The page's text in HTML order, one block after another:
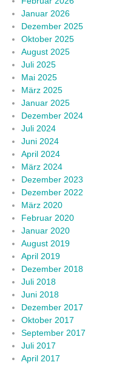
Januar 2026
Dezember 2025
Oktober 2025
August 2025
Juli 2025
Mai 2025
März 2025
Januar 2025
Dezember 2024
Juli 2024
Juni 2024
April 2024
März 2024
Dezember 2023
Dezember 2022
März 2020
Februar 2020
Januar 2020
August 2019
April 2019
Dezember 2018
Juli 2018
Juni 2018
Dezember 2017
Oktober 2017
September 2017
Juli 2017
April 2017